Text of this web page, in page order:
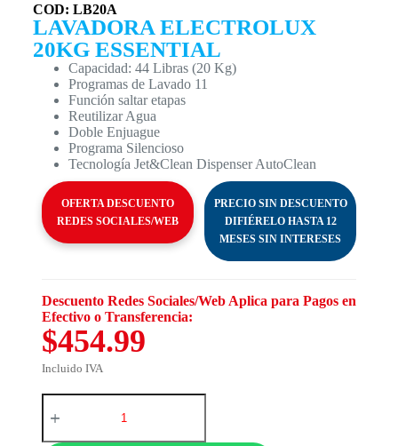
COD: LB20A
LAVADORA ELECTROLUX
20KG ESSENTIAL
Capacidad: 44 Libras (20 Kg)
Programas de Lavado 11
Función saltar etapas
Reutilizar Agua
Doble Enjuague
Programa Silencioso
Tecnología Jet&Clean Dispenser AutoClean
OFERTA DESCUENTO
REDES SOCIALES/WEB
PRECIO SIN DESCUENTO
DIFIÉRELO HASTA 12
MESES SIN INTERESES
Descuento Redes Sociales/Web Aplica para Pagos en
Efectivo o Transferencia:
$454.99
Incluido IVA